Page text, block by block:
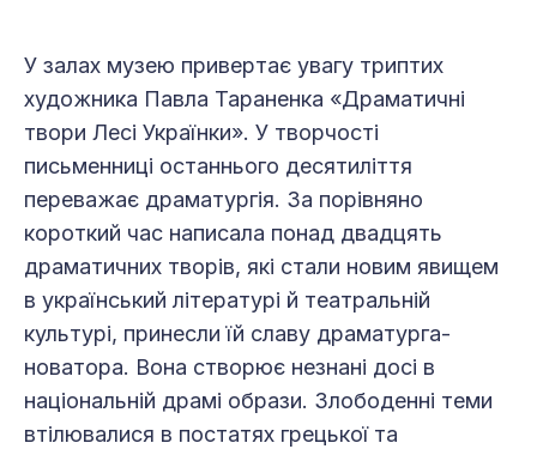
У залах музею привертає увагу триптих
художника Павла Тараненка «Драматичні
твори Лесі Українки». У творчості
письменниці останнього десятиліття
переважає драматургія. За порівняно
короткий час написала понад двадцять
драматичних творів, які стали новим явищем
в український літературі й театральній
культурі, принесли їй славу драматурга-
новатора. Вона створює незнані досі в
національній драмі образи. Злободенні теми
втілювалися в постатях грецької та